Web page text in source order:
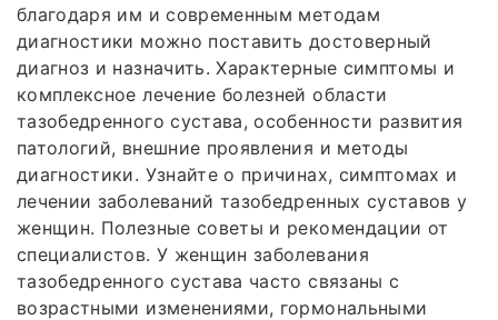
благодаря им и современным методам
диагностики можно поставить достоверный
диагноз и назначить. Характерные симптомы и
комплексное лечение болезней области
тазобедренного сустава, особенности развития
патологий, внешние проявления и методы
диагностики. Узнайте о причинах, симптомах и
лечении заболеваний тазобедренных суставов у
женщин. Полезные советы и рекомендации от
специалистов. У женщин заболевания
тазобедренного сустава часто связаны с
возрастными изменениями, гормональными